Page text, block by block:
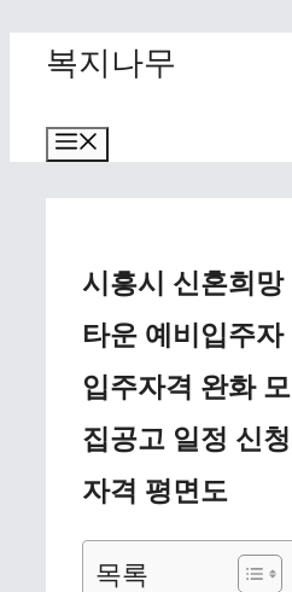
content
복지나무
시흥시 신혼희망
타운 예비입주자
입주자격 완화 모
집공고 일정 신청
자격 평면도
목록